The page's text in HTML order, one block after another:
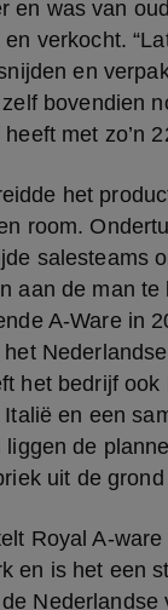
en was van
verkocht.
en
bovendien
met zo’n
het
room.
salesteams
aan de man te
A-Ware in
het bedrijf ook
en een
de
uit de
Royal A-ware
en is het een
Nederlandse